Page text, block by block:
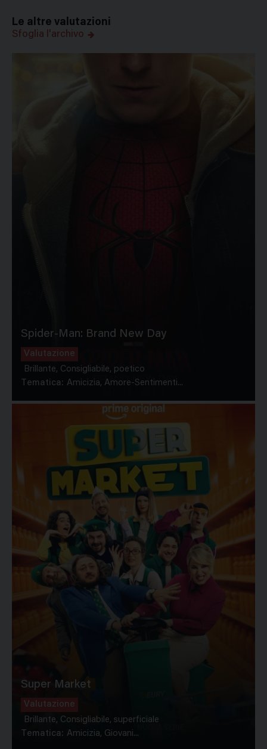
Le altre valutazioni
Sfoglia l'archivo
Spider-Man: Brand New Day
Valutazione
Brillante, Consigliabile, poetico
Tematica: Amicizia, Amore-Sentimenti...
Super Market
Valutazione
Brillante, Consigliabile, superficiale
Tematica: Amicizia, Giovani...